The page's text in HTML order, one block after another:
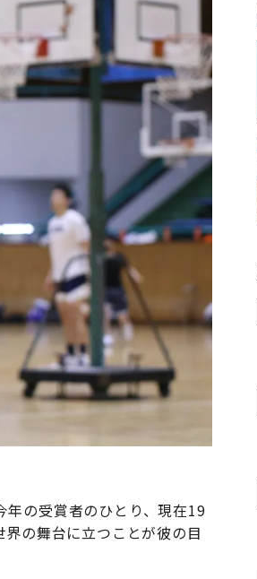
年の受賞者のひとり、現在19
の舞台に立つことが彼の目